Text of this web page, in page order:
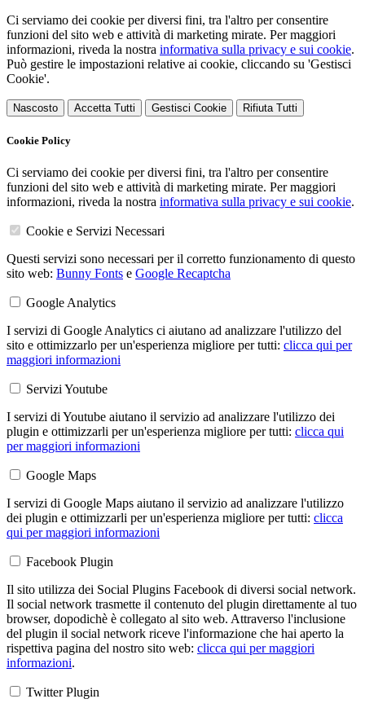
Ci serviamo dei cookie per diversi fini, tra l'altro per consentire
funzioni del sito web e attività di marketing mirate. Per maggiori
informazioni, riveda la nostra informativa sulla privacy e sui cookie.
Può gestire le impostazioni relative ai cookie, cliccando su 'Gestisci
Cookie'.
Nascosto Accetta Tutti Gestisci Cookie Rifiuta Tutti
Cookie Policy
Ci serviamo dei cookie per diversi fini, tra l'altro per consentire
funzioni del sito web e attività di marketing mirate. Per maggiori
informazioni, riveda la nostra informativa sulla privacy e sui cookie.
Cookie e Servizi Necessari
Questi servizi sono necessari per il corretto funzionamento di questo
sito web: Bunny Fonts e Google Recaptcha
Google Analytics
I servizi di Google Analytics ci aiutano ad analizzare l'utilizzo del
sito e ottimizzarlo per un'esperienza migliore per tutti: clicca qui per
maggiori informazioni
Servizi Youtube
I servizi di Youtube aiutano il servizio ad analizzare l'utilizzo dei
plugin e ottimizzarli per un'esperienza migliore per tutti: clicca qui
per maggiori informazioni
Google Maps
I servizi di Google Maps aiutano il servizio ad analizzare l'utilizzo
dei plugin e ottimizzarli per un'esperienza migliore per tutti: clicca
qui per maggiori informazioni
Facebook Plugin
Il sito utilizza dei Social Plugins Facebook di diversi social network.
Il social network trasmette il contenuto del plugin direttamente al tuo
browser, dopodichè è collegato al sito web. Attraverso l'inclusione
del plugin il social network riceve l'informazione che hai aperto la
rispettiva pagina del nostro sito web: clicca qui per maggiori
informazioni.
Twitter Plugin